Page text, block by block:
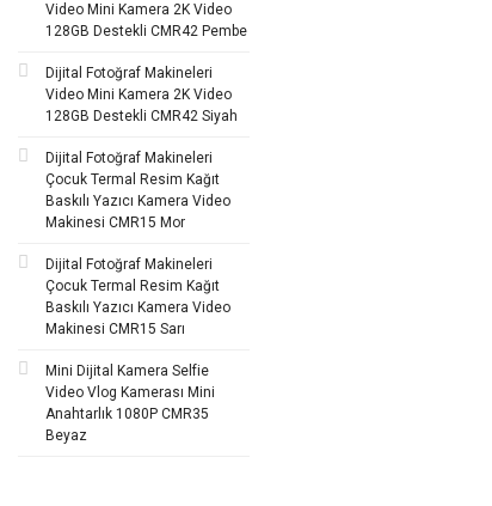
Video Mini Kamera 2K Video
128GB Destekli CMR42 Pembe
Dijital Fotoğraf Makineleri
Video Mini Kamera 2K Video
128GB Destekli CMR42 Siyah
Dijital Fotoğraf Makineleri
Çocuk Termal Resim Kağıt
Baskılı Yazıcı Kamera Video
Makinesi CMR15 Mor
Dijital Fotoğraf Makineleri
Çocuk Termal Resim Kağıt
Baskılı Yazıcı Kamera Video
Makinesi CMR15 Sarı
Mini Dijital Kamera Selfie
Video Vlog Kamerası Mini
Anahtarlık 1080P CMR35
Beyaz